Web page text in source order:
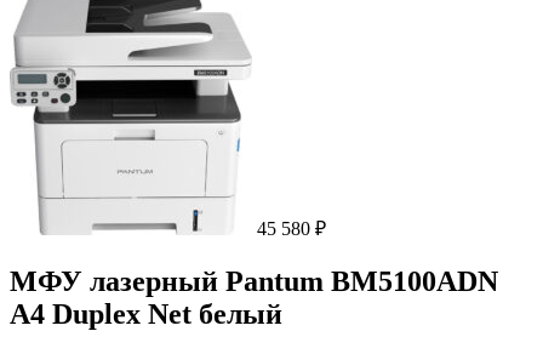
45 580 ₽
МФУ лазерный Pantum BM5100ADN
A4 Duplex Net белый